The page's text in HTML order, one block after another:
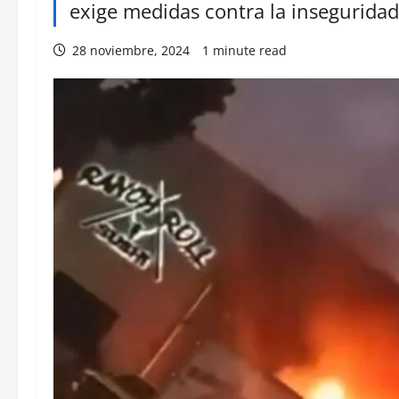
exige medidas contra la
28 noviembre, 2024 1 minute read